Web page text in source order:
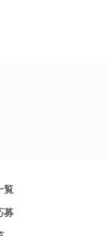
覧
募